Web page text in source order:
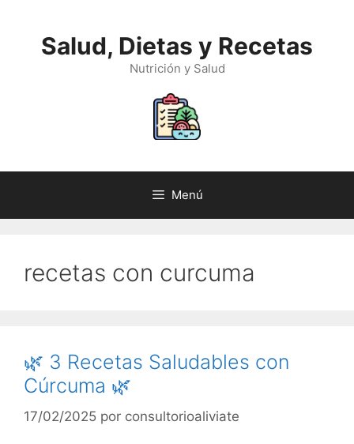
contenidoSalud, Dietas y Recetas
Nutrición y Salud
Menú
recetas con curcuma
🌿 3 Recetas Saludables con
Cúrcuma 🌿
17/02/2025 por consultorioaliviate